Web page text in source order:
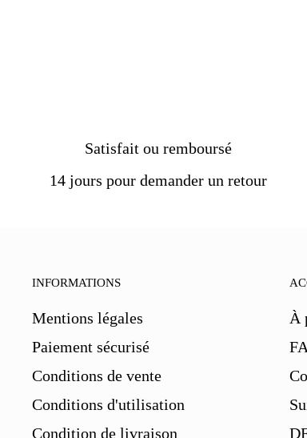
Satisfait ou remboursé
14 jours pour demander un retour
INFORMATIONS
Mentions légales
Paiement sécurisé
Conditions de vente
Conditions d'utilisation
Condition de livraison
À